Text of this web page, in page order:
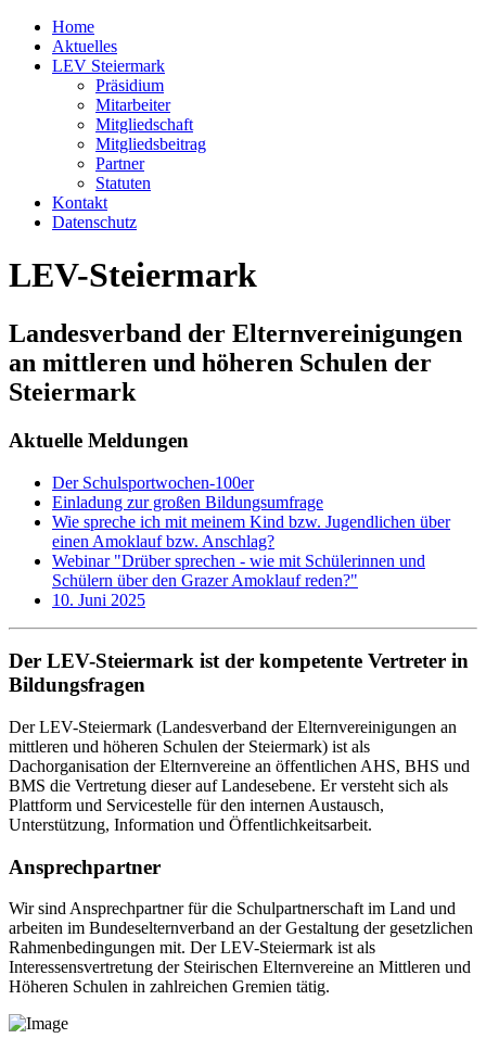
Home
Aktuelles
LEV Steiermark
Präsidium
Mitarbeiter
Mitgliedschaft
Mitgliedsbeitrag
Partner
Statuten
Kontakt
Datenschutz
LEV-Steiermark
Landesverband der Elternvereinigungen
an mittleren und höheren Schulen der
Steiermark
Aktuelle Meldungen
Der Schulsportwochen-100er
Einladung zur großen Bildungsumfrage
Wie spreche ich mit meinem Kind bzw. Jugendlichen über
einen Amoklauf bzw. Anschlag?
Webinar "Drüber sprechen - wie mit Schülerinnen und
Schülern über den Grazer Amoklauf reden?"
10. Juni 2025
Der LEV-Steiermark ist der kompetente Vertreter in
Bildungsfragen
Der LEV-Steiermark (Landesverband der Elternvereinigungen an
mittleren und höheren Schulen der Steiermark) ist als
Dachorganisation der Elternvereine an öffentlichen AHS, BHS und
BMS die Vertretung dieser auf Landesebene. Er versteht sich als
Plattform und Servicestelle für den internen Austausch,
Unterstützung, Information und Öffentlichkeitsarbeit.
Ansprechpartner
Wir sind Ansprechpartner für die Schulpartnerschaft im Land und
arbeiten im Bundeselternverband an der Gestaltung der gesetzlichen
Rahmenbedingungen mit. Der LEV-Steiermark ist als
Interessensvertretung der Steirischen Elternvereine an Mittleren und
Höheren Schulen in zahlreichen Gremien tätig.